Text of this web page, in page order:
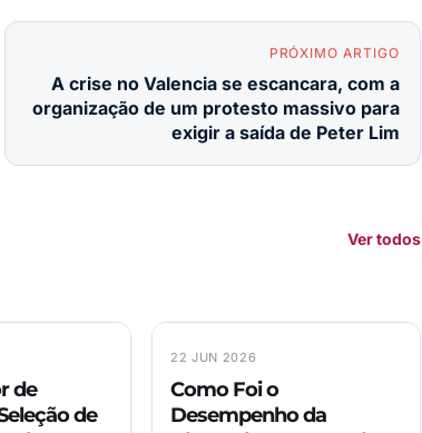
PRÓXIMO ARTIGO
A crise no Valencia se escancara, com a
organização de um protesto massivo para
exigir a saída de Peter Lim
Ver todos
de
de
22 JUN 2026
Como Foi o
Desempenho da